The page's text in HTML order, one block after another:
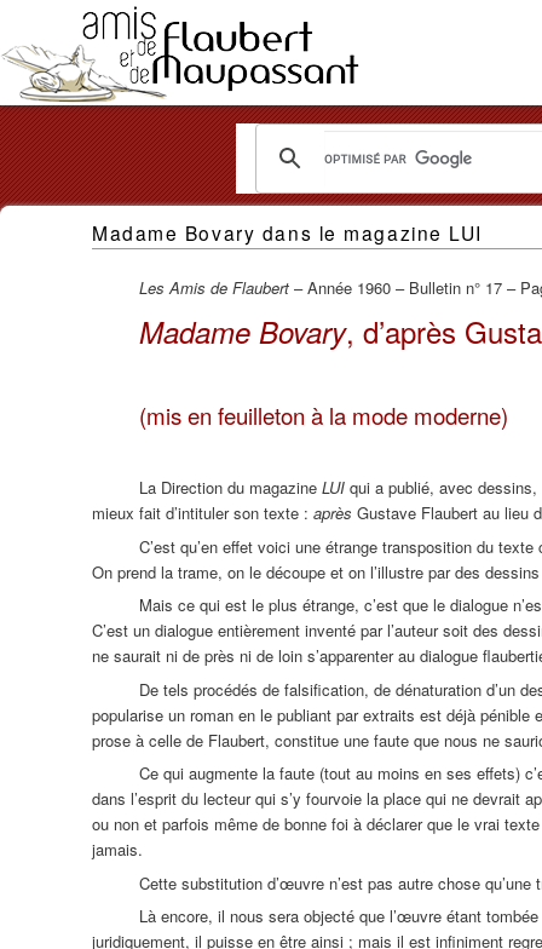
Les
Madame Bovary dans le magazine LUI
Les Amis de Flaubert – Année 1960 – Bulletin n° 17 –
Madame Bovary, d’après
(mis en feuilleton à la mode moderne)
La Direction du magazine LUI qui a publié, avec
mieux fait d’intituler son texte : après Gustave Flaubert au lieu
C’est qu’en effet voici une étrange transposition du
On prend la trame, on le découpe et on l’illustre par des
Mais ce qui est le plus étrange, c’est que le dialogue
C’est un dialogue entièrement inventé par l’auteur soit des
ne saurait ni de près ni de loin s’apparenter au dialogue
De tels procédés de falsification, de dénaturation d’un
popularise un roman en le publiant par extraits est déjà
prose à celle de Flaubert, constitue une faute que nous ne
Ce qui augmente la faute (tout au moins en ses effets)
dans l’esprit du lecteur qui s’y fourvoie la place qui ne devrait
ou non et parfois même de bonne foi à déclarer que le vrai
jamais.
Cette substitution d’œuvre n’est pas autre chose qu’une
Là encore, il nous sera objecté que l’œuvre étant
juridiquement, il puisse en être ainsi ; mais il est infiniment